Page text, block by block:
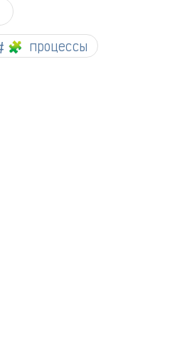
🧩 процессы